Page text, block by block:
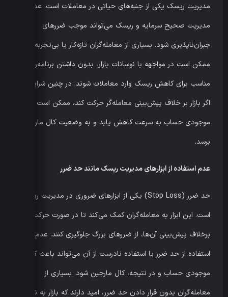
مدیریت ریسک یکی از جنبه‌های حیاتی در معاملات است. عدم
مدیریت صحیح سرمایه و ریسک می‌تواند موجب ضررهای
جبران‌ناپذیری شود. بسیاری از معامله‌گران تازه‌کار یا بی‌تجربه
ممکن است در مواجهه با نوسانات بازار، بدون داشتن برنامه‌ریزی
مناسب برای کاهش ریسک وارد معاملات شوند. در چنین شرایطی،
اگر بازار بر خلاف پیش‌بینی معامله‌گر حرکت کند، ممکن است
موجودی حساب به سرعت کاهش یابد و به وضعیت کال مارجین
برسد.
عدم استفاده از ابزارهای مدیریت ریسک مانند حد ضرر
حد ضرر (Stop Loss) یکی از ابزارهای ضروری در مدیریت ریسک
است. این ابزار به معامله‌گران کمک می‌کند تا در صورت حرکت بازار
برخلاف پیش‌بینی آن‌ها، از ضررهای بزرگ جلوگیری کنند. عدم
استفاده از حد ضرر یا استفاده نادرست از آن می‌تواند باعث کاهش
موجودی حساب و در نتیجه، کال مارجین شود. بسیاری از
معامله‌گران بدون قرار دادن حد ضرر، امید دارند که بازار به نفع